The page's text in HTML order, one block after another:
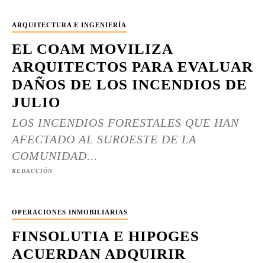
ARQUITECTURA E INGENIERÍA
EL COAM MOVILIZA
ARQUITECTOS PARA EVALUAR
DAÑOS DE LOS INCENDIOS DE
JULIO
LOS INCENDIOS FORESTALES QUE HAN
AFECTADO AL SUROESTE DE LA
COMUNIDAD...
REDACCIÓN
OPERACIONES INMOBILIARIAS
FINSOLUTIA E HIPOGES
ACUERDAN ADQUIRIR